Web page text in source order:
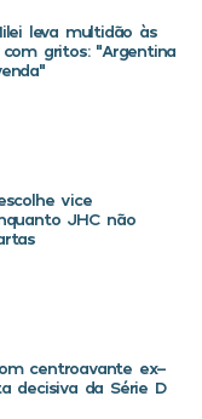
leva multidão às
gritos: “Argentina
vice
JHC não
centroavante ex-
decisiva da Série D